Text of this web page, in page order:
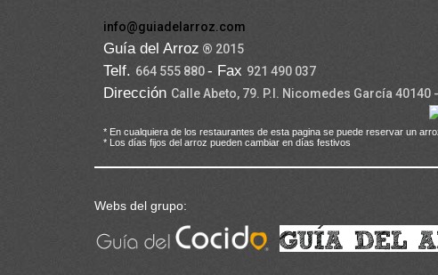
info@guiadelarroz.com
Guía del Arroz ® 2015
Telf. 664 555 880- Fax 921 490 037
Dirección Calle Abeto, 79. P.I. Nicomedes García
* En cualquiera de los restaurantes de esta pagina se puede reservar un
* Los días fijos del arroz pueden cambiar en días festivos
Webs del grupo: